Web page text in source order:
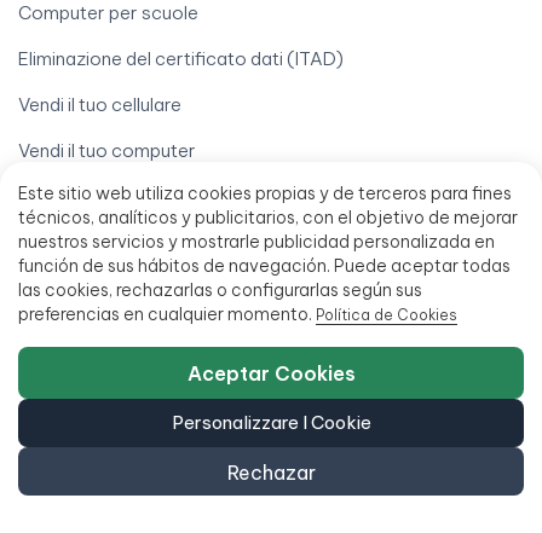
Este sitio web utiliza cookies propias y de terceros para fines
técnicos, analíticos y publicitarios, con el objetivo de mejorar
nuestros servicios y mostrarle publicidad personalizada en
función de sus hábitos de navegación. Puede aceptar todas
las cookies, rechazarlas o configurarlas según sus
preferencias en cualquier momento. Política de Cookies
Rechazar
Personalizzare I Cookie
Aceptar Cookies
Computer per scuole
Eliminazione del certificato dati (ITAD)
Vendi il tuo cellulare
Vendi il tuo computer
Vendi il tuo iPhone
Il tuo account
Diritto di recesso